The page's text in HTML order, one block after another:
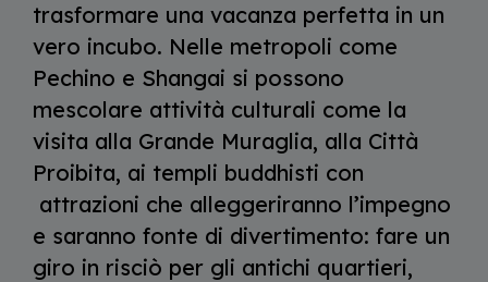
trasformare una vacanza perfetta in un
vero incubo. Nelle metropoli come
Pechino e Shangai si possono
mescolare attività culturali come la
visita alla Grande Muraglia, alla Città
Proibita, ai templi buddhisti con
attrazioni che alleggeriranno l’impegno
e saranno fonte di divertimento: fare un
giro in risciò per gli antichi quartieri,